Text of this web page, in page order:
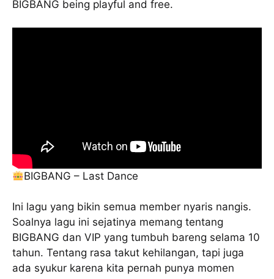
BIGBANG being playful and free.
BIGBANG – Last Dance
Ini lagu yang bikin semua member nyaris nangis.
Soalnya lagu ini sejatinya memang tentang
BIGBANG dan VIP yang tumbuh bareng selama 10
tahun. Tentang rasa takut kehilangan, tapi juga
ada syukur karena kita pernah punya momen